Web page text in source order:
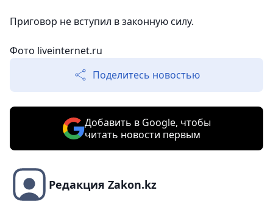
Приговор не вступил в законную силу.
Фото liveinternet.ru
Поделитесь новостью
Добавить в Google, чтобы
читать новости первым
Редакция Zakon.kz